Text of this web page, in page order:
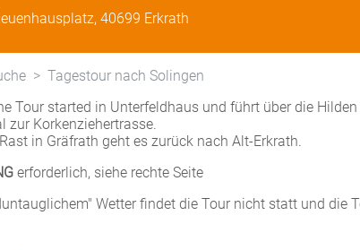
40699 Erkrath
Tagestour nach Solingen
Tour started in Unterfeldhaus und führt über die
zur Korkenziehertrasse.
in Gräfrath geht es zurück nach Alt-Erkrath.
erforderlich, siehe rechte Seite
Wetter findet die Tour nicht statt und die